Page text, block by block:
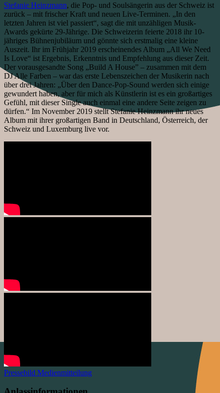
Stefanie Heinzmann, die Pop- und Soulsängerin aus der Schweiz ist
zurück – mit frischer Kraft und neuen Live-Terminen. „In den
letzten Jahren ist viel passiert“, sagt die mit unzähligen Musik-
Awards gekürte 29-Jährige. Die Schweizerin feierte 2018 ihr 10-
jähriges Bühnenjubiläum und gönnte sich erstmalig eine kleine
Auszeit. Ihr im Frühjahr 2019 erscheinendes Album „All We Need
Is Love“ ist Ergebnis, Erkenntnis und Empfehlung aus dieser Zeit.
Der vorausgesandte Song „Build A House” – zusammen mit dem
DJ Alle Farben – war das erste Lebenszeichen der Musikerin nach
über drei Jahren: „Über den Dance-Pop-Sound werden sich einige
gewundert haben, aber für mich als Künstlerin ist es ein großartiges
Gefühl, mit dieser Single auch einmal eine andere Seite zeigen zu
dürfen.“ Im November 2019 stellt Stefanie Heinzmann ihr neues
Album mit ihrer großartigen Band in Deutschland, Österreich, der
Schweiz und Luxemburg live vor.
Pressebild Medienmitteilung